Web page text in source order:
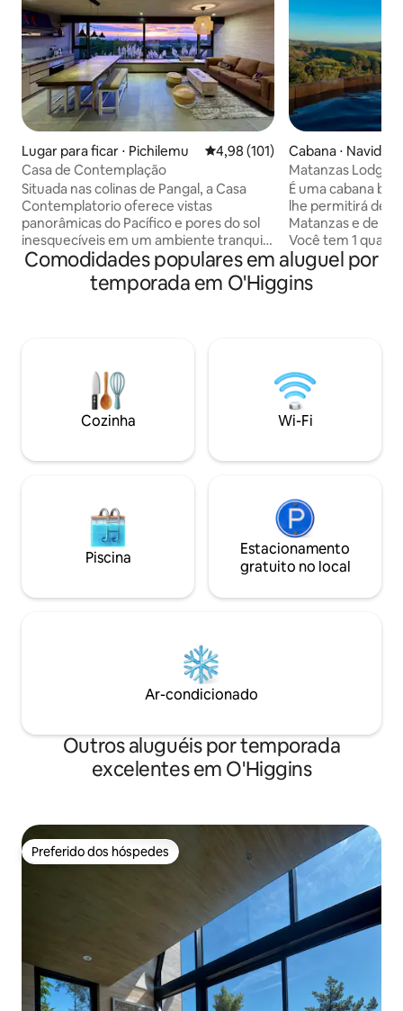
Lugar para ficar ⋅ Pichilemu 4,98 de uma avaliação média de
4,98 (101)
Casa de Contemplação
Situada nas colinas de Pangal, a Casa
Contemplatorio oferece vistas
panorâmicas do Pacífico e pores do sol
inesquecíveis em um ambiente tranquilo
e privado. Os hóspedes adoram a
tranquilidade, o design aconchegante e
a sensação de estar imerso na natureza,
conforto com sustentabilidade. É o
refúgio perfeito para relaxar, recarregar
as energias e se reconectar com a
natureza em grande estilo. 🌅🌿
Cabana ⋅ Navidad
Matanzas Lodge,
hidromassagem.
É uma cabana
lhe permitirá
Matanzas e de
Você tem 1
banheiro e
de estar que se
com um belo
dominar o setor
mar ao longe.
estacionar seu
cabana.
Comodidades populares em aluguel por
temporada em O'Higgins
Cozinha Wi-Fi
Piscina
Estacionamento
gratuito no local
Ar-condicionado
Outros aluguéis por temporada
excelentes em O'Higgins
Preferido dos hóspedes
Preferido dos hóspedes